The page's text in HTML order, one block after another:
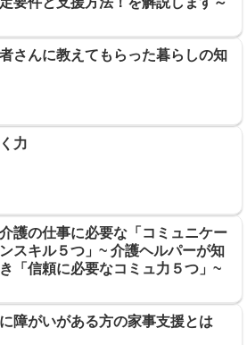
さんに教えてもらった暮らしの知
力
護の仕事に必要な「コミュニケー
スキル５つ」~ 介護ヘルパーが知
「信頼に必要なコミュ力５つ」~
障がいがある方の家事支援とは